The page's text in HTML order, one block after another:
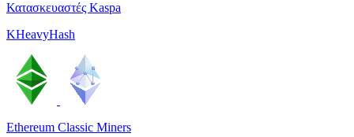
Κατασκευαστές Kaspa
KHeavyHash
Ethereum Classic Miners